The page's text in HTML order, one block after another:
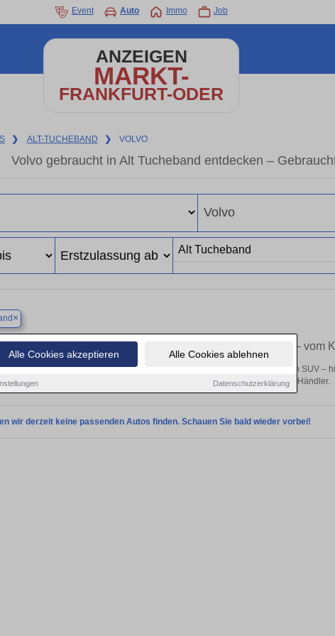
Alle Cookies akzeptieren Alle Cookies ablehnen
Datenschutzerklärung
Event Auto Immo Job
ANZEIGEN
MARKT-
FRANKFURT-ODER
❯ ALT-TUCHEBAND ❯ VOLVO
Volvo gebraucht in Alt Tucheband entdecken –
×
Finden Sie in Alt Tucheband Ihren gebrauchten Volvo – vom
in Alt Tucheband gebrauchte Volvo Fahrzeuge. Von Kleinwagen bis hin zum SUV –
Tucheband von privat und vom Händler.
wir derzeit keine passenden Autos finden. Schauen Sie bald wieder vorbei!